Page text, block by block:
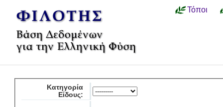
Τόποι
Κατηγορία
Είδους: